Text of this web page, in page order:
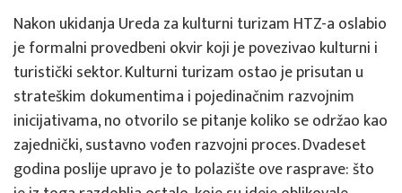
Nakon ukidanja Ureda za kulturni turizam HTZ-a oslabio
je formalni provedbeni okvir koji je povezivao kulturni i
turistički sektor. Kulturni turizam ostao je prisutan u
strateškim dokumentima i pojedinačnim razvojnim
inicijativama, no otvorilo se pitanje koliko se održao kao
zajednički, sustavno vođen razvojni proces. Dvadeset
godina poslije upravo je to polazište ove rasprave: što